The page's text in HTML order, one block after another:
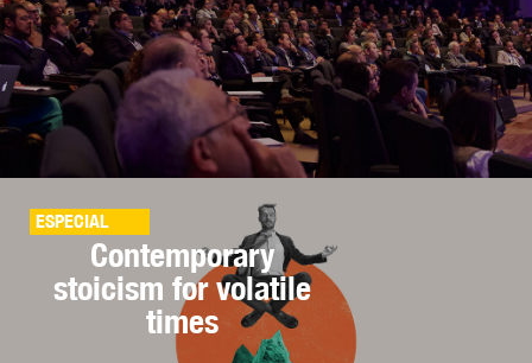
ESPECIAL
Contemporary
stoicism for volatile
times